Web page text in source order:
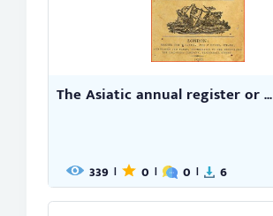
The Asiatic annual register or ...
339 | 0 | 0 | 6